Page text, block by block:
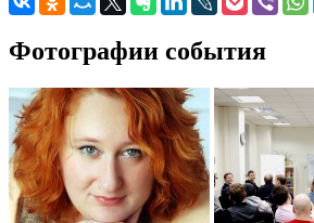
Фотографии события